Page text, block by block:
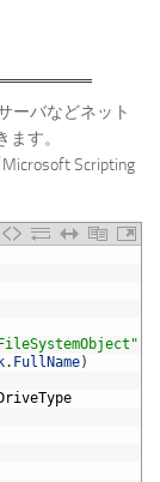
ーバなどネット
す。
Scripting
. FullName)
DriveType